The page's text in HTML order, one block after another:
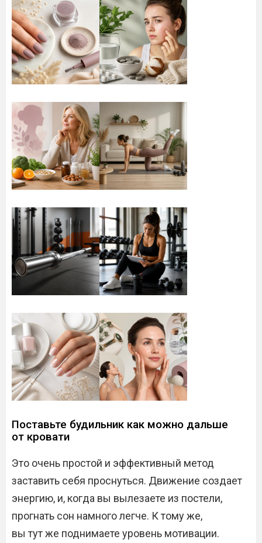
Поставьте будильник как можно дальше
от кровати
Это очень простой и эффективный метод
заставить себя проснуться. Движение создает
энергию, и, когда вы вылезаете из постели,
прогнать сон намного легче. К тому же,
вы тут же поднимаете уровень мотивации.